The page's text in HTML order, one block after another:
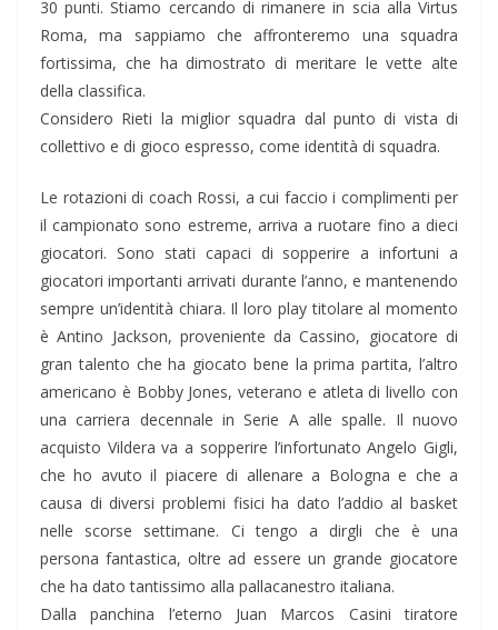
30 punti. Stiamo cercando di rimanere in scia alla Virtus
Roma, ma sappiamo che affronteremo una squadra
fortissima, che ha dimostrato di meritare le vette alte
della classifica.
Considero Rieti la miglior squadra dal punto di vista di
collettivo e di gioco espresso, come identità di squadra.
Le rotazioni di coach Rossi, a cui faccio i complimenti per
il campionato sono estreme, arriva a ruotare fino a dieci
giocatori. Sono stati capaci di sopperire a infortuni a
giocatori importanti arrivati durante l’anno, e mantenendo
sempre un’identità chiara. Il loro play titolare al momento
è Antino Jackson, proveniente da Cassino, giocatore di
gran talento che ha giocato bene la prima partita, l’altro
americano è Bobby Jones, veterano e atleta di livello con
una carriera decennale in Serie A alle spalle. Il nuovo
acquisto Vildera va a sopperire l’infortunato Angelo Gigli,
che ho avuto il piacere di allenare a Bologna e che a
causa di diversi problemi fisici ha dato l’addio al basket
nelle scorse settimane. Ci tengo a dirgli che è una
persona fantastica, oltre ad essere un grande giocatore
che ha dato tantissimo alla pallacanestro italiana.
Dalla panchina l’eterno Juan Marcos Casini tiratore